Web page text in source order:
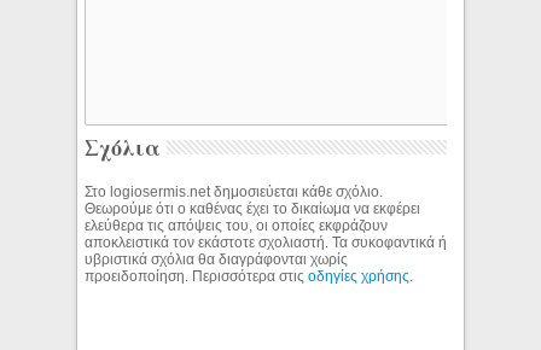
Σχόλια
Στο logiosermis.net δημοσιεύεται κάθε σχόλιο.
Θεωρούμε ότι ο καθένας έχει το δικαίωμα να εκφέρει
ελεύθερα τις απόψεις του, οι οποίες εκφράζουν
αποκλειστικά τον εκάστοτε σχολιαστή. Τα συκοφαντικά ή
υβριστικά σχόλια θα διαγράφονται χωρίς
προειδοποίηση. Περισσότερα στιςοδηγίες χρήσης